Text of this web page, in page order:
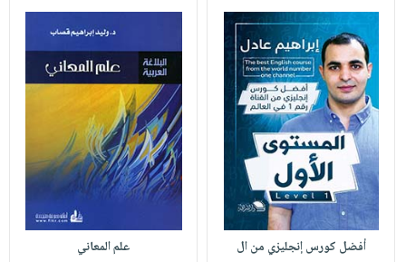
أفضل كورس إنجليزي من ال
علم المعاني